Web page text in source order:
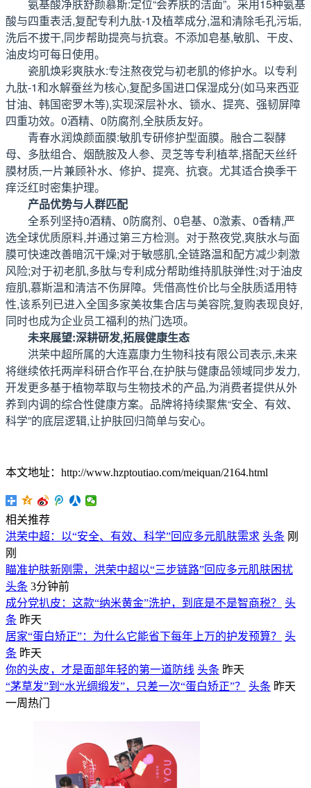
氨基酸净肤舒颜慕斯:定位“会养肤的洁面”。采用15种氨基
酸与四重表活,复配专利九肽-1及植萃成分,温和清除毛孔污垢,
洗后不拔干,同步帮助提亮与抗衰。不添加皂基,敏肌、干皮、
油皮均可每日使用。
瓷肌焕彩爽肤水:专注熬夜党与初老肌的修护水。以专利
九肽-1和水解蚕丝为核心,复配多国进口保湿成分(如马来西亚
甘油、韩国密罗木等),实现深层补水、锁水、提亮、强韧屏障
四重功效。0酒精、0防腐剂,全肤质友好。
青春水润焕颜面膜:敏肌专研修护型面膜。融合二裂酵
母、多肽组合、烟酰胺及人参、灵芝等专利植萃,搭配天丝纤
膜材质,一片兼顾补水、修护、提亮、抗衰。尤其适合换季干
痒泛红时密集护理。
产品优势与人群匹配
全系列坚持0酒精、0防腐剂、0皂基、0激素、0香精,严
选全球优质原料,并通过第三方检测。对于熬夜党,爽肤水与面
膜可快速改善暗沉干燥;对于敏感肌,全链路温和配方减少刺激
风险;对于初老肌,多肽与专利成分帮助维持肌肤弹性;对于油皮
痘肌,慕斯温和清洁不伤屏障。凭借高性价比与全肤质适用特
性,该系列已进入全国多家美妆集合店与美容院,复购表现良好,
同时也成为企业员工福利的热门选项。
未来展望:深耕研发,拓展健康生态
洪荣中超所属的大连嘉康力生物科技有限公司表示,未来
将继续依托两岸科研合作平台,在护肤与健康品领域同步发力,
开发更多基于植物萃取与生物技术的产品,为消费者提供从外
养到内调的综合性健康方案。品牌将持续聚焦“安全、有效、
科学”的底层逻辑,让护肤回归简单与安心。
本文地址：http://www.hzptoutiao.com/meiquan/2164.html
相关推荐
洪荣中超：以“安全、有效、科学”回应多元肌肤需求 头条 刚
刚
瞄准护肤新刚需，洪荣中超以“三步链路”回应多元肌肤困扰
头条 3分钟前
成分党扒皮：这款“纳米黄金”洗护，到底是不是智商税？
头
条 昨天
居家“蛋白矫正”：为什么它能省下每年上万的护发预算？
头
条 昨天
你的头皮，才是面部年轻的第一道防线 头条 昨天
“茅草发”到“水光绸缎发”，只差一次“蛋白矫正”？
头条 昨天
一周热门